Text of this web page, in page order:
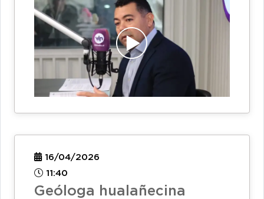
16/04/2026
11:40
Geóloga hualañecina